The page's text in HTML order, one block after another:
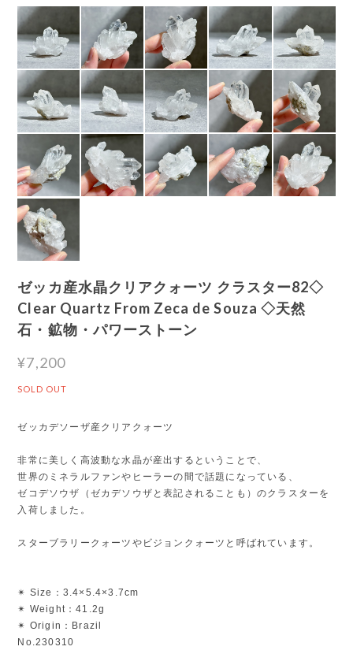
ゼッカ産水晶クリアクォーツ クラスター82◇
Clear Quartz From Zeca de Souza ◇天然
石・鉱物・パワーストーン
¥7,200
SOLD OUT
ゼッカデソーザ産クリアクォーツ
非常に美しく高波動な水晶が産出するということで、
世界のミネラルファンやヒーラーの間で話題になっている、
ゼコデソウザ（ゼカデソウザと表記されることも）のクラスターを
入荷しました。
スターブラリークォーツやビジョンクォーツと呼ばれています。
✴︎ Size：3.4×5.4×3.7cm
✴︎ Weight：41.2g
✴︎ Origin：Brazil
No.230310